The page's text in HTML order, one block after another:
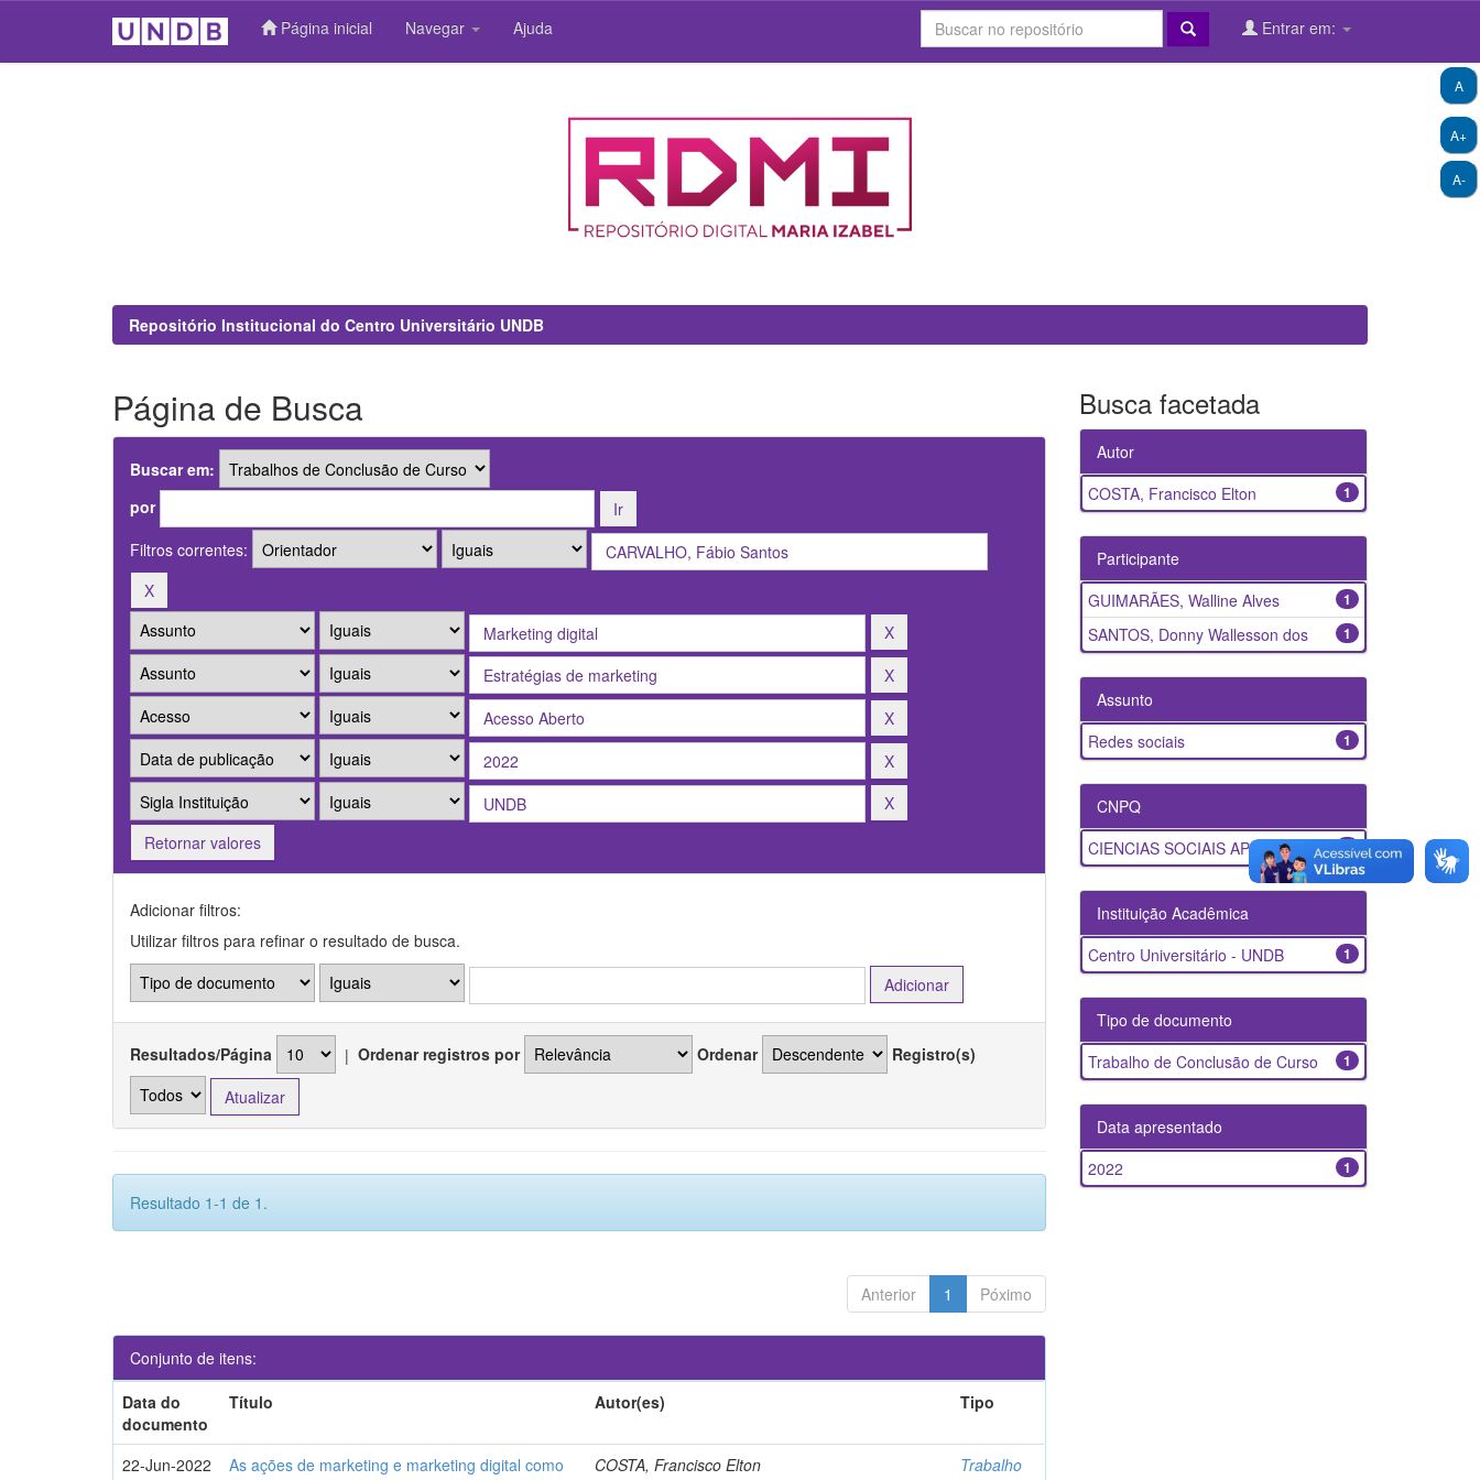
Página inicial Navegar Ajuda Entrar em:
A+
A-
A
Repositório Institucional do Centro Universitário UNDB
Página de Busca
Buscar em:
por
Filtros correntes:
Retornar valores
Adicionar filtros:
Utilizar filtros para refinar o resultado de busca.
Resultados/Página | Ordenar registros por Ordenar Registro(s)
Resultado 1-1 de 1.
Anterior 1 Póximo
Conjunto de itens:
Data do
documento
Título Autor(es) Tipo
22-Jun-2022
As ações de marketing e marketing digital como
COSTA, Francisco Elton
Trabalho
Busca facetada
Autor
1
COSTA, Francisco Elton
Participante
1
GUIMARÃES, Walline Alves
1
SANTOS, Donny Wallesson dos
Assunto
1
Redes sociais
CNPQ
1
CIENCIAS SOCIAIS APLICADAS
Instituição Acadêmica
1
Centro Universitário - UNDB
Tipo de documento
1
Trabalho de Conclusão de Curso
Data apresentado
1
2022